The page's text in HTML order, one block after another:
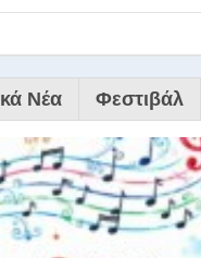
Νέα Φεστιβάλ